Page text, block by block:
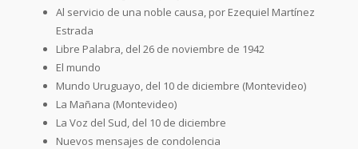
Al servicio de una noble causa, por Ezequiel Martínez
Estrada
Libre Palabra, del 26 de noviembre de 1942
El mundo
Mundo Uruguayo, del 10 de diciembre (Montevideo)
La Mañana (Montevideo)
La Voz del Sud, del 10 de diciembre
Nuevos mensajes de condolencia